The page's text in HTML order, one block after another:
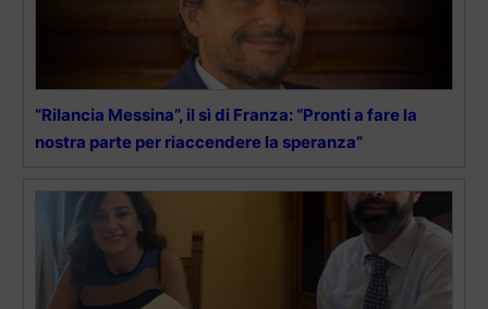
“Rilancia Messina”, il sì di Franza: “Pronti a fare la
nostra parte per riaccendere la speranza”